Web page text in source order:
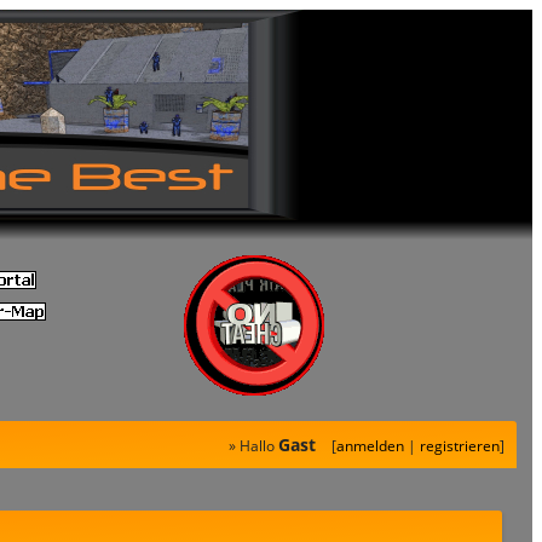
» HalloGast [anmelden| registrieren]